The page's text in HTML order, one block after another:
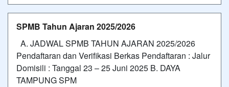
SPMB Tahun Ajaran 2025/2026
A. JADWAL SPMB TAHUN AJARAN 2025/2026
Pendaftaran dan Verifikasi Berkas Pendaftaran : Jalur
Domisili : Tanggal 23 – 25 Juni 2025 B. DAYA
TAMPUNG SPM